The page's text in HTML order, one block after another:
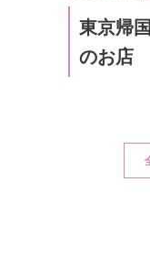
東京帰
のお店